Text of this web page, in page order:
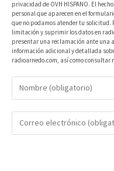
privacidad de OVH HISPANO. El
personal que aparecen en el
que no podamos atender tu solicitud.
limitación y suprimir los datos en
presentar una reclamación ante una
información adicional y detallada
radioarnedo.com, así como consultar